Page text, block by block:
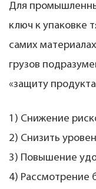
Для
ключ к упаковке
самих
грузов
«защиту
1) Снижение
2) Снизить
3) Повышение
4) Рассмотрение